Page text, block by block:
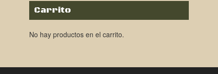
Carrito
No hay productos en el carrito.